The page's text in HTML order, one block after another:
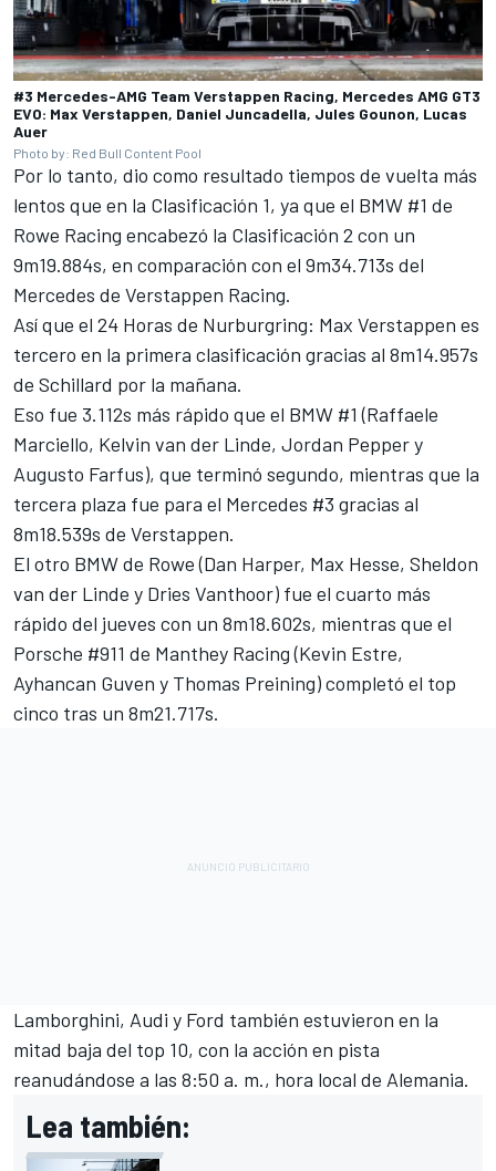
#3 Mercedes-AMG Team Verstappen Racing, Mercedes AMG GT3
EVO: Max Verstappen, Daniel Juncadella, Jules Gounon, Lucas
Auer
Photo by: Red Bull Content Pool
Por lo tanto, dio como resultado tiempos de vuelta más
lentos que en la Clasificación 1, ya que el BMW #1 de
Rowe Racing encabezó la Clasificación 2 con un
9m19.884s, en comparación con el 9m34.713s del
Mercedes de Verstappen Racing.
Así que el 24 Horas de Nurburgring: Max Verstappen es
tercero en la primera clasificación gracias al 8m14.957s
de Schillard por la mañana.
Eso fue 3.112s más rápido que el BMW #1 (Raffaele
Marciello, Kelvin van der Linde, Jordan Pepper y
Augusto Farfus), que terminó segundo, mientras que la
tercera plaza fue para el Mercedes #3 gracias al
8m18.539s de Verstappen.
El otro BMW de Rowe (Dan Harper, Max Hesse, Sheldon
van der Linde y Dries Vanthoor) fue el cuarto más
rápido del jueves con un 8m18.602s, mientras que el
Porsche #911 de Manthey Racing (Kevin Estre,
Ayhancan Guven y Thomas Preining) completó el top
cinco tras un 8m21.717s.
Lamborghini, Audi y Ford también estuvieron en la
mitad baja del top 10, con la acción en pista
reanudándose a las 8:50 a. m., hora local de Alemania.
Lea también: